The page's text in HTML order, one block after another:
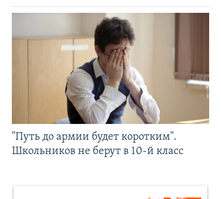
"Путь до армии будет коротким".
Школьников не берут в 10-й класс